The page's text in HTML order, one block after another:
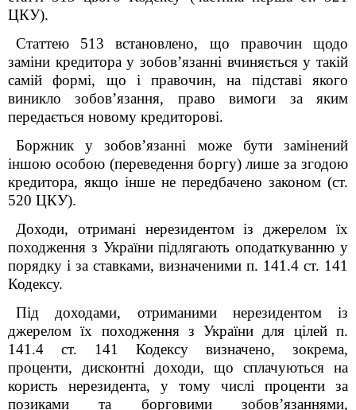
ЦКУ).
Статтею 513 встановлено, що правочин щодо
заміни кредитора у зобов’язанні вчиняється у такій
самій формі, що і правочин, на підставі якого
виникло зобов’язання, право вимоги за яким
передається новому кредиторові.
Боржник у зобов’язанні може бути замінений
іншою особою (переведення боргу) лише за згодою
кредитора, якщо інше не передбачено законом (ст.
520 ЦКУ).
Доходи, отримані нерезидентом із джерелом їх
походження з України підлягають оподаткуванню у
порядку і за ставками, визначеними п. 141.4 ст. 141
Кодексу.
Під доходами, отриманими нерезидентом із
джерелом їх походження з України для цілей п.
141.4 ст. 141 Кодексу визначено, зокрема,
проценти, дисконтні доходи, що сплачуються на
користь нерезидента, у тому числі проценти за
позиками та борговими зобов’язаннями,